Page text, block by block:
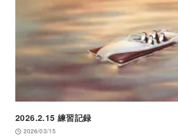
2026.2.15 練習記録
2026/03/15